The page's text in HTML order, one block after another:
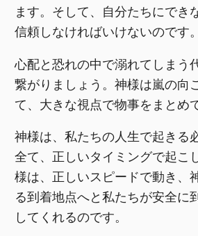
ます。そして、自分たちにでき
信頼しなければいけないのです。
心配と恐れの中で溺れてしまう
繋がりましょう。神様は嵐の向
て、大きな視点で物事をまとめ
神様は、私たちの人生で起きる
全て、正しいタイミングで起こ
様は、正しいスピードで動き、
る到着地点へと私たちが安全に
してくれるのです。